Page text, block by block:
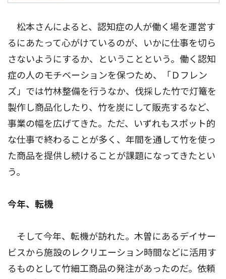
松本さんによると、認知症の人が働く場を運営す
るにあたって心がけているのが、いかに仕事を切ら
さないようにするか、ということという。働く認知
症の人のモチベーションを保つため、「Ｄフレン
ズ」では竹林整備を行うなか、伐採した竹で灯篭を
製作し商品化したり、竹を炭にして販売するなど、
事業の幅を広げてきた。ただ、いずれもスポット的
な仕事で終わることが多く、年間を通して竹を使っ
た商品を提供し続けることが課題になってきたとい
う。
今年、転機
そして今年、転機が訪れた。木曽にあるデイサー
ビスから施設のレクリエーション時間などに活用す
るものとして竹細工商品の発注があったのだ。依頼